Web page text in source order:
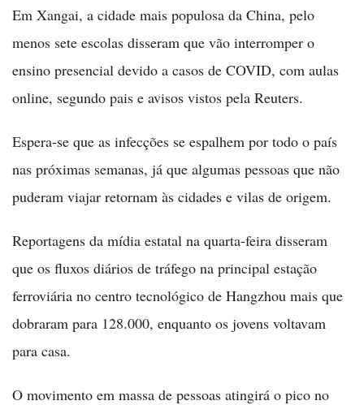
Em Xangai, a cidade mais populosa da China, pelo
menos sete escolas disseram que vão interromper o
ensino presencial devido a casos de COVID, com aulas
online, segundo pais e avisos vistos pela Reuters.
Espera-se que as infecções se espalhem por todo o país
nas próximas semanas, já que algumas pessoas que não
puderam viajar retornam às cidades e vilas de origem.
Reportagens da mídia estatal na quarta-feira disseram
que os fluxos diários de tráfego na principal estação
ferroviária no centro tecnológico de Hangzhou mais que
dobraram para 128.000, enquanto os jovens voltavam
para casa.
O movimento em massa de pessoas atingirá o pico no